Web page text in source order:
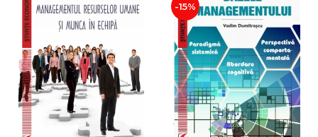
-15%